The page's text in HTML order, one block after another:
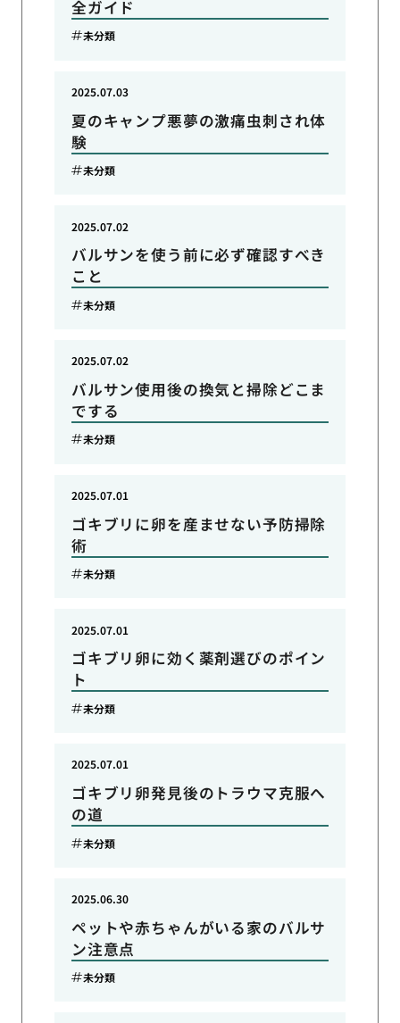
全ガイド
未分類
夏のキャンプ悪夢の激痛虫刺され体
験
2025.07.03
未分類
バルサンを使う前に必ず確認すべき
こと
2025.07.02
未分類
バルサン使用後の換気と掃除どこま
でする
2025.07.02
未分類
ゴキブリに卵を産ませない予防掃除
術
2025.07.01
未分類
ゴキブリ卵に効く薬剤選びのポイン
ト
2025.07.01
未分類
ゴキブリ卵発見後のトラウマ克服へ
の道
2025.07.01
未分類
ペットや赤ちゃんがいる家のバルサ
ン注意点
2025.06.30
未分類